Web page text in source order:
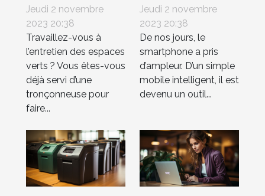
Jeudi 2 novembre
2023 20:38
Travaillez-vous à
l’entretien des espaces
verts ? Vous êtes-vous
déjà servi d’une
tronçonneuse pour
faire...
smartphone en
janvier 2021 ?
Jeudi 2 novembre
2023 20:38
De nos jours, le
smartphone a pris
d’ampleur. D’un simple
mobile intelligent, il est
devenu un outil...